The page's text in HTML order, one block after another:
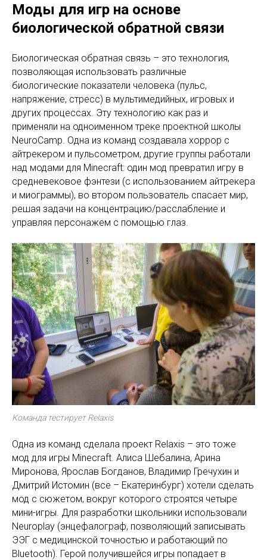
Моды для игр на основе
биологической обратной связи
Биологическая обратная связь – это технология,
позволяющая использовать различные
биологические показатели человека (пульс,
напряжение, стресс) в мультимедийных, игровых и
других процессах. Эту технологию как раз и
применяли на одноименном треке проектной школы
NeuroCamp. Одна из команд создавала хоррор с
айтрекером и пульсометром, другие группы работали
над модами для Minecraft: один мод превратил игру в
средневековое фэнтези (с использованием айтрекера
и миограммы), во втором пользователь спасает мир,
решая задачи на концентрацию/расслабление и
управляя персонажем с помощью глаз.
Команда тестирует Relaxis
Одна из команд сделала проект Relaxis – это тоже
мод для игры Minecraft. Алиса Шебалина, Арина
Миронова, Ярослав Богданов, Владимир Гречухин и
Дмитрий Истомин (все – Екатеринбург) хотели сделать
мод с сюжетом, вокруг которого строятся четыре
мини-игры. Для разработки школьники использовали
Neuroplay (энцефалограф, позволяющий записывать
ЭЭГ с медицинской точностью и работающий по
Bluetooth). Герой получившейся игры попадает в